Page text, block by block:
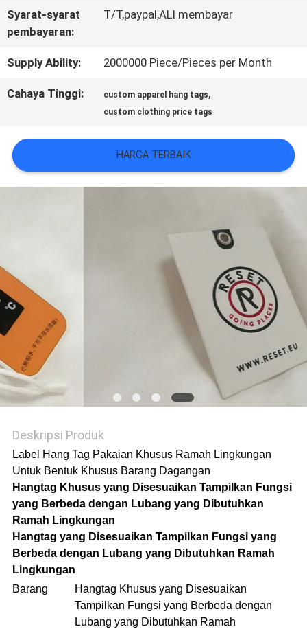
HUBUNGI
KAMI
SEMUA
SHOW
SITEMAP
KEBIJAKAN
PRIVASI
Syarat-syarat
pembayaran:
T/T,paypal,ALI membayar
Supply Ability: 2000000 Piece/Pieces per Month
Cahaya Tinggi: custom apparel hang tags,
custom clothing price tags
HARGA TERBAIK
Deskripsi Produk
Label Hang Tag Pakaian Khusus Ramah Lingkungan
Untuk Bentuk Khusus Barang Dagangan
Hangtag Khusus yang Disesuaikan Tampilkan Fungsi
yang Berbeda dengan Lubang yang Dibutuhkan
Ramah Lingkungan
Hangtag yang Disesuaikan Tampilkan Fungsi yang
Berbeda dengan Lubang yang Dibutuhkan Ramah
Lingkungan
Barang
Hangtag Khusus yang Disesuaikan
Tampilkan Fungsi yang Berbeda dengan
Lubang yang Dibutuhkan Ramah